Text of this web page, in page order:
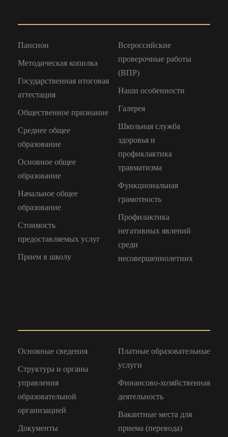
Пансион
Методическая копилка
Государственная итоговая
аттестация
Общественное признание
Среднее общее
образование
Основное общее
образование
Начальное общее
образование
Стоимость
предоставляемых услуг
Прием в школу
Всероссийские
проверочные работы
(ВПР)
Наши особенности
Галерея
Школьная служба
здоровья и
профиклактика
травматизма
Функциональная
грамотность
Профилактика
негативных явлений
среди
несовершеннолетних
Основные сведения
Структура и органы
управления
образовательной
организацией
Документы
Платные образовательные
услуги
Финансово-хозяйственная
деятельность
Вакантные места для
приема (перевода)